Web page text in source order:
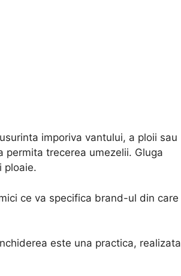
imporiva vantului, a ploii sau
trecerea umezelii. Gluga
ploaie.
ce va specifica brand-ul din care
este una practica, realizata